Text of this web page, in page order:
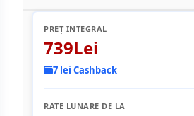
PREȚ INTEGRAL
739Lei
7 lei Cashback
RATE LUNARE DE LA